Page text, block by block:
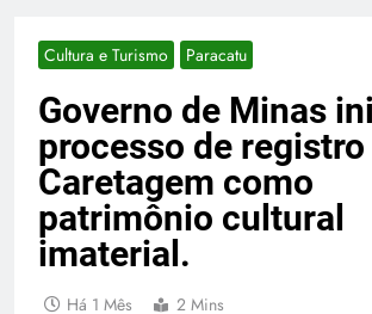
Cultura e Turismo Paracatu
Governo de Minas
processo de registro
Caretagem como
patrimônio cultural
imaterial.
Há 1 Mês 2 Mins